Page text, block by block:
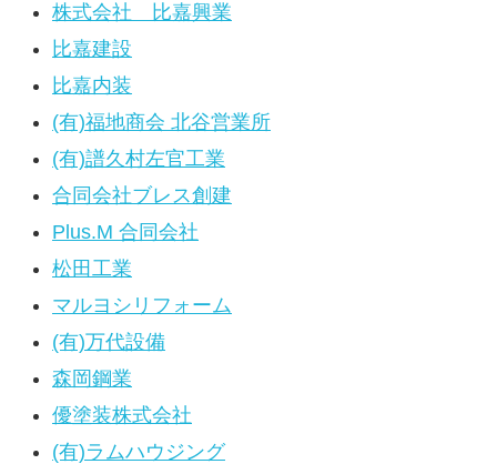
株式会社 比嘉興業
比嘉建設
比嘉内装
(有)福地商会 北谷営業所
(有)譜久村左官工業
合同会社ブレス創建
Plus.M 合同会社
松田工業
マルヨシリフォーム
(有)万代設備
森岡鋼業
優塗装株式会社
(有)ラムハウジング